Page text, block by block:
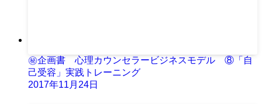
㊙企画書 心理カウンセラービジネスモデル ⑧「自
己受容」実践トレーニング
2017年11月24日